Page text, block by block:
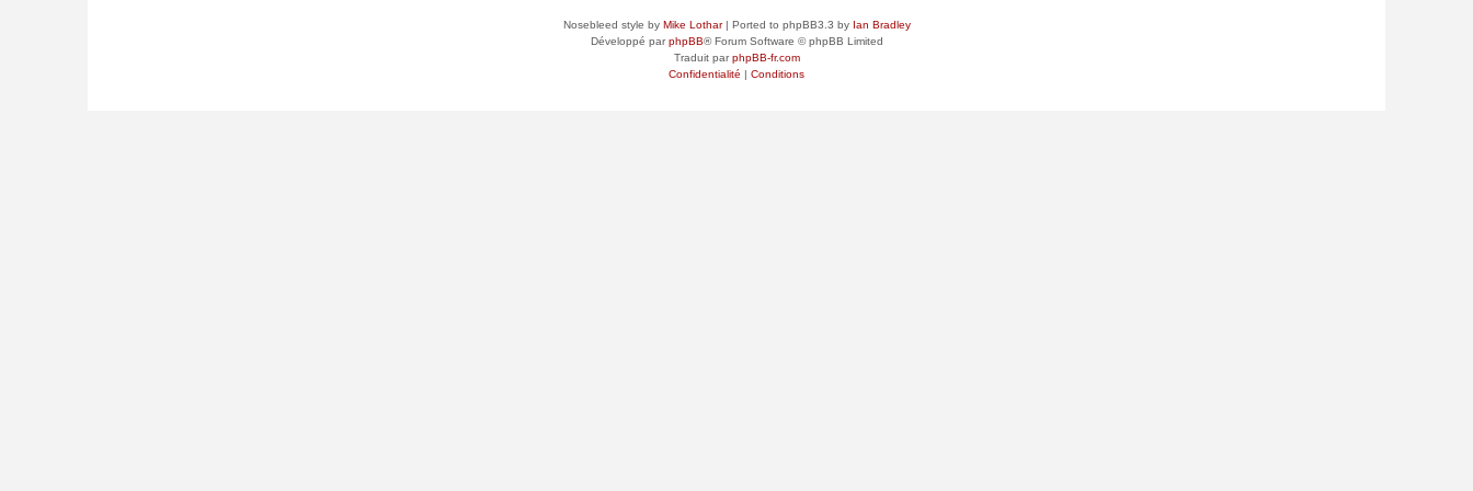
Nosebleed style by Mike Lothar| Ported to phpBB3.3 by Ian Bradley
Développé parphpBB® Forum Software © phpBB Limited
Traduit parphpBB-fr.com
Confidentialité | Conditions